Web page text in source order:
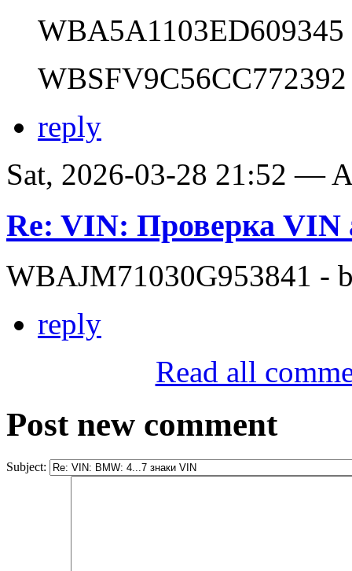
WBA5A1103ED609345
WBSFV9C56CC772392
reply
Sat, 2026-03-28 21:52 —
Re: VIN: Проверка VIN
WBAJM71030G953841 -
reply
Read all
Post new comment
Subject: